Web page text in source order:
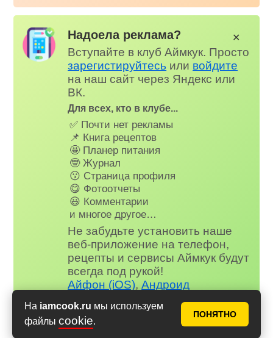
На iamcook.ru мы используем
файлы cookie.
ПОНЯТНО
Надоела реклама?
Вступайте в клуб Аймкук. Просто
зарегистируйтесь или войдите
на наш сайт через Яндекс или
ВК.
Для всех, кто в клубе...
✅ Почти нет рекламы
📌 Книга рецептов
🤩 Планер питания
🤓 Журнал
😗 Страница профиля
😋 Фотоотчеты
😃 Комментарии
и многое другое…
Не забудьте установить наше
веб-приложение на телефон,
рецепты и сервисы Аймкук будут
всегда под рукой!
Айфон (iOS),Андроид
✕